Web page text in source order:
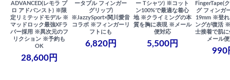
ADVANCED(レモラ プ
ロ アドバンスト) ※限
定リミテッドモデル ※
マッドロック最強XFラ
バー採用 ※異次元のフ
リクション ※予約も
OK
28,600円
ータブル フィンガー
グリップ)
※JazzySport×関川愛音
コラボ ※フィンガーリ
フトにも
6,820円
ー Tシャツ) ※コット
ン100%で最適な着心
地 ※クライミングの本
質を胸に表現 ※メール
便対応
5,500円
FingerTape(
グ フィンガ
19mm ※登れ
ングが復活
士接着で肌
メール
990